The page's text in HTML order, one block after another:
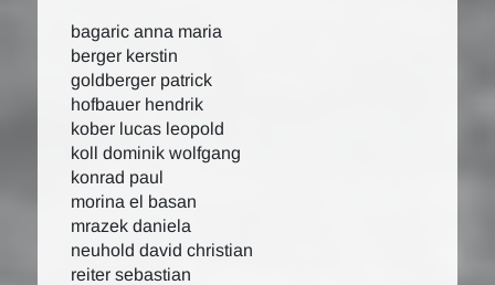
bagaric anna maria
berger kerstin
goldberger patrick
hofbauer hendrik
kober lucas leopold
koll dominik wolfgang
konrad paul
morina el basan
mrazek daniela
neuhold david christian
reiter sebastian